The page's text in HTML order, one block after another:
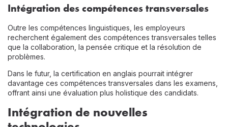
Intégration des compétences transversales
Outre les compétences linguistiques, les employeurs
recherchent également des compétences transversales telles
que la collaboration, la pensée critique et la résolution de
problèmes.
Dans le futur, la certification en anglais pourrait intégrer
davantage ces compétences transversales dans les examens,
offrant ainsi une évaluation plus holistique des candidats.
Intégration de nouvelles